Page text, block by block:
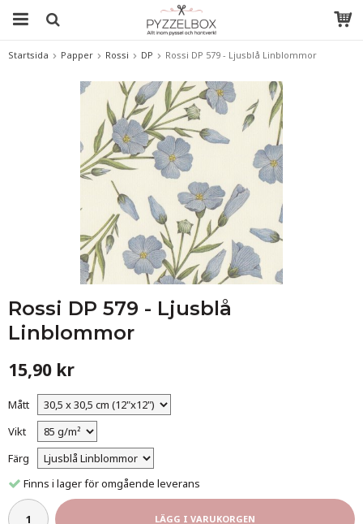
Startsida Papper Rossi DP Rossi DP 579 - Ljusblå Linblommor
Rossi DP 579 - Ljusblå
Linblommor
15,90 kr
Mått
Vikt
Färg
Finns i lager för omgående leverans
LÄGG I VARUKORGEN